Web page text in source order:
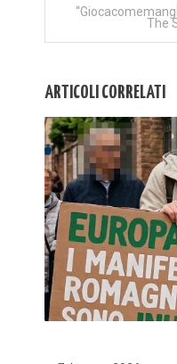
The
ARTICOLI CORRELATI